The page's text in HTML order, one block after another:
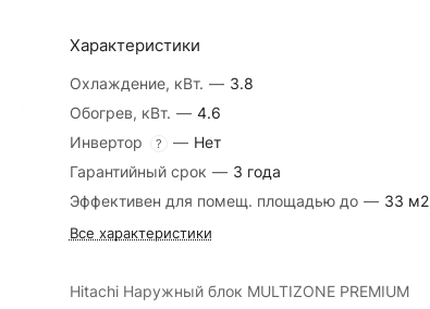
Характеристики
Охлаждение, кВт. — 3.8
Обогрев, кВт. — 4.6
Инвертор
? — Нет
Гарантийный срок — 3 года
Эффективен для помещ. площадью до — 33 м2
Все характеристики
Hitachi Наружный блок MULTIZONE PREMIUM